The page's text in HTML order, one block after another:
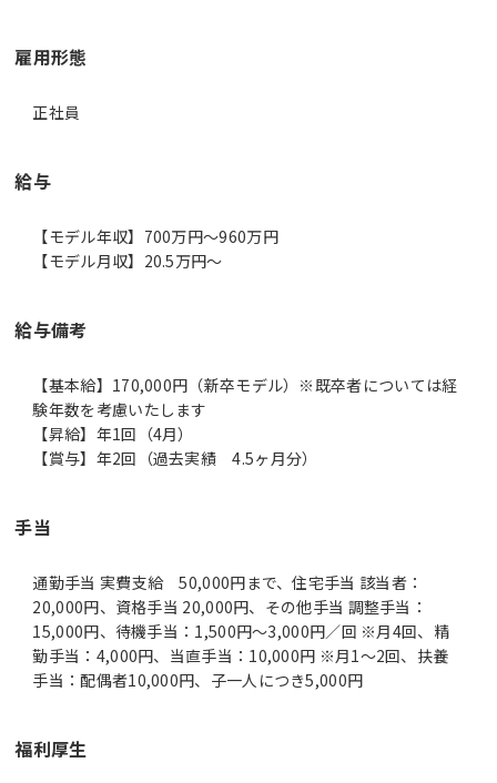
雇用形態
正社員
給与
【モデル年収】700万円〜960万円
【モデル月収】20.5万円〜
給与備考
【基本給】170,000円（新卒モデル）※既卒者については経
験年数を考慮いたします
【昇給】年1回（4月）
【賞与】年2回（過去実績 4.5ヶ月分）
手当
通勤手当 実費支給 50,000円まで、住宅手当 該当者：
20,000円、資格手当 20,000円、その他手当 調整手当：
15,000円、待機手当：1,500円～3,000円／回 ※月4回、精
勤手当：4,000円、当直手当：10,000円 ※月1～2回、扶養
手当：配偶者10,000円、子一人につき5,000円
福利厚生